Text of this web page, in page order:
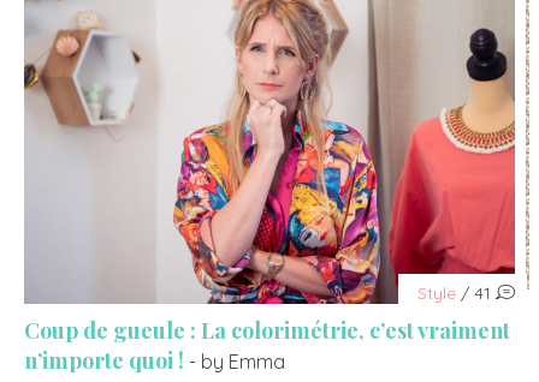
Style / 41
Coup de gueule : La colorimétrie, c’est vraiment
n’importe quoi ! - by Emma